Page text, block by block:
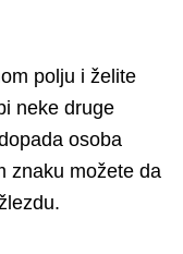
polju i želite
neke druge
osoba
znaku možete da